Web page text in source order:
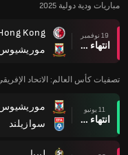
مباريات ودية دولية 2025
19 نوفمبر
انتهاء وقت المباراة
Kong
تصفيات كأس العالم: الاتحاد
11 يونيو
انتهاء وقت المباراة
سوازيلند